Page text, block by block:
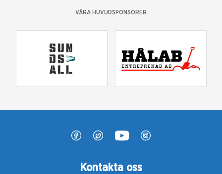
VÅRA HUVUDSPONSORER
Kontakta oss